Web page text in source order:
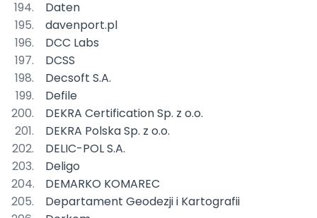
Daten
davenport.pl
DCC Labs
DCSS
Decsoft S.A.
Defile
DEKRA Certification Sp. z o.o.
DEKRA Polska Sp. z o.o.
DELIC-POL S.A.
Deligo
DEMARKO KOMAREC
Departament Geodezji i Kartografii